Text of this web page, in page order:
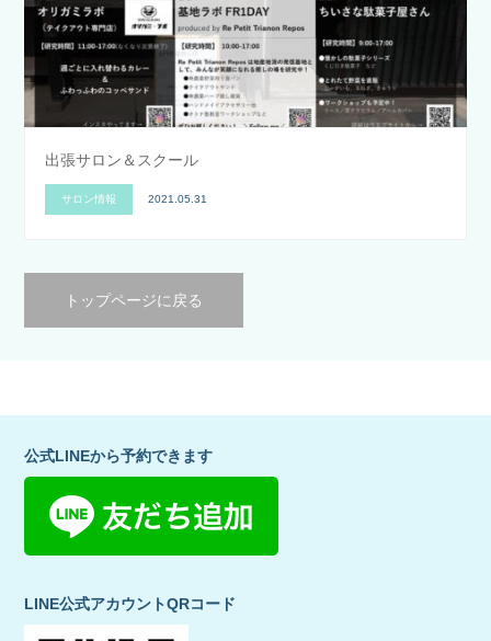
出張サロン＆スクール
サロン情報 2021.05.31
トップページに戻る
公式LINEから予約できます
LINE公式アカウントQRコード